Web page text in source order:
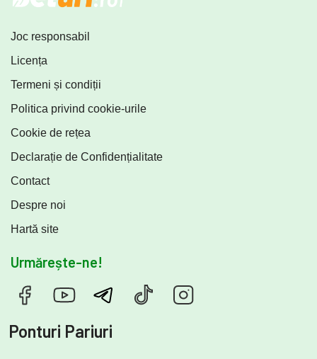
Joc responsabil
Licența
Termeni și condiții
Politica privind cookie-urile
Cookie de rețea
Declarație de Confidențialitate
Contact
Despre noi
Hartă site
Urmărește-ne!
Ponturi Pariuri